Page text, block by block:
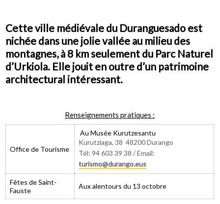
Qui sommes-nous
Cette ville médiévale du Duranguesado est
nichée dans une jolie vallée au milieu des
montagnes, à 8 km seulement du Parc Naturel
d’Urkiola. Elle jouit en outre d’un patrimoine
architectural intéressant.
Renseignements pratiques :
Office de Tourisme
Au Musée Kurutzesantu
Kurutziaga, 38 48200 Durango
Tél: 94 603 39 38 / Email:
turismo@durango.eus
Fêtes de Saint-
Fauste
Aux alentours du 13 octobre